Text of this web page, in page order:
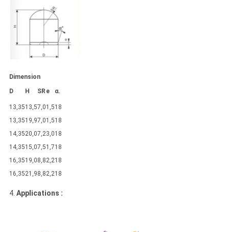
Dimension
D
H SR e α.
13,3513,57,01,518
13,3519,97,01,518
14,3520,07,23,018
14,3515,07,51,718
16,3519,08,82,218
16,3521,98,82,218
4. Applications :